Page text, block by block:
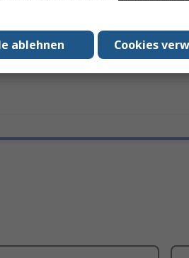
No Cookies
ablehnen